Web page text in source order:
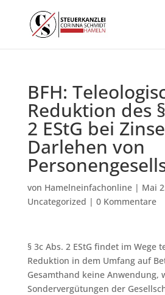
BFH:
Reduktion des
2 EStG bei
Darlehen von
von Hamelneinfachonline| Mai
Uncategorized | 0 Kommentare
§ 3c Abs. 2 EStG findet im Wege
Reduktion in dem Umfang auf
Gesamthand keine Anwendung,
Sondervergütungen der